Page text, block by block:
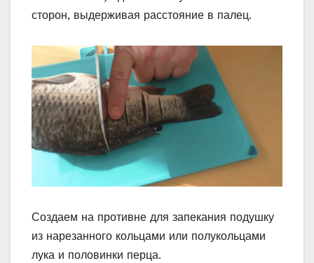
сторон, выдерживая расстояние в палец.
Создаем на противне для запекания подушку
из нарезанного кольцами или полукольцами
лука и половинки перца.